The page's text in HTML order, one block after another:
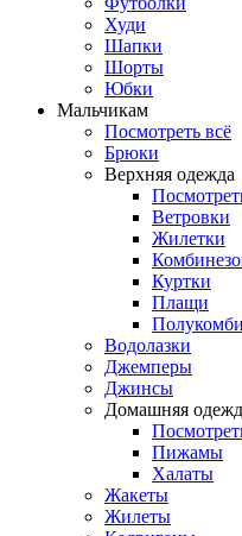
Худи
Шапки
Шорты
Юбки
Мальчикам
Посмотреть всё
Брюки
Верхняя одежда
Ветровки
Жилетки
Куртки
Плащи
Водолазки
Джемперы
Джинсы
Домашняя
Пижамы
Халаты
Жакеты
Жилеты